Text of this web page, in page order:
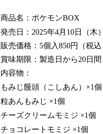
商品名：ポケモンBOX
発売日：2025年4月10日（木）
販売価格：5個入850円（税込
賞味期限：製造日から20日間
内容物：
もみじ饅頭（こしあん）×1個
粒あんもみじ ×1個
チーズクリームモミジ ×1個
チョコレートモミジ ×1個